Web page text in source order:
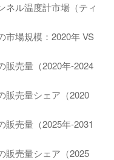
ネル温度計市場（ティ
市場規模：2020年 VS
販売量（2020年-2024
販売量シェア（2020
販売量（2025年-2031
販売量シェア（2025